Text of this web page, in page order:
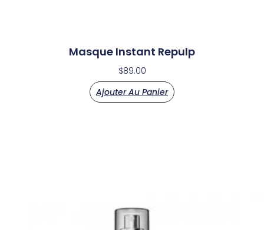
Masque Instant Repulp
$89.00
Ajouter Au Panier